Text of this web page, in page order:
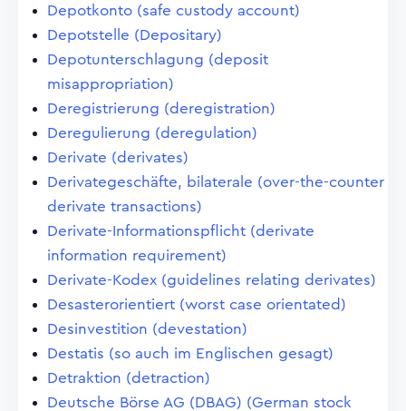
Depotkonto (safe custody account)
Depotstelle (Depositary)
Depotunterschlagung (deposit
misappropriation)
Deregistrierung (deregistration)
Deregulierung (deregulation)
Derivate (derivates)
Derivategeschäfte, bilaterale (over-the-counter
derivate transactions)
Derivate-Informationspflicht (derivate
information requirement)
Derivate-Kodex (guidelines relating derivates)
Desasterorientiert (worst case orientated)
Desinvestition (devestation)
Destatis (so auch im Englischen gesagt)
Detraktion (detraction)
Deutsche Börse AG (DBAG) (German stock